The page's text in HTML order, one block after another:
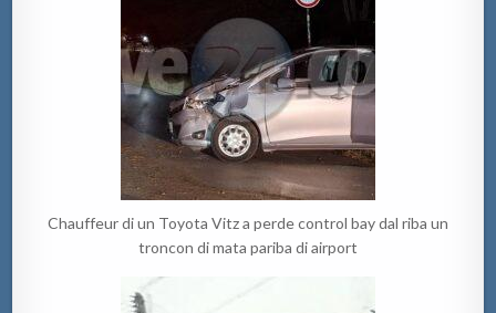
Chauffeur di un Toyota Vitz a perde control bay dal riba un
troncon di mata pariba di airport